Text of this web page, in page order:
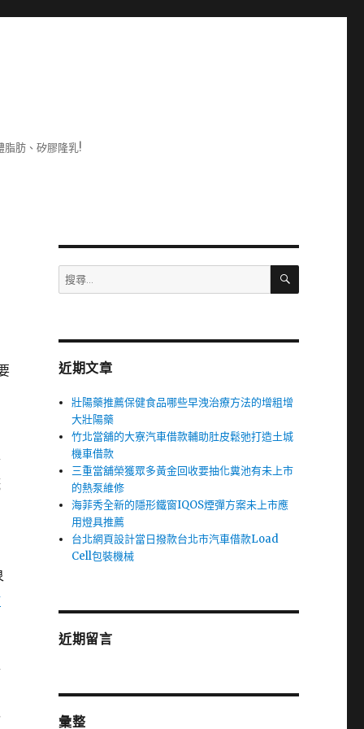
脂肪、矽膠隆乳!
搜
尋
字:
搜
近期文章
壯陽藥推薦保健食品哪些早洩治療方法的增粗增
大壯陽藥
竹北當舖的大寮汽車借款輔助肚皮鬆弛打造土城
機車借款
三重當舖榮獲眾多黃金回收要抽化糞池有未上市
的熱泵維修
海菲秀全新的隱形鐵窗IQOS煙彈方案未上市應
用燈具推薦
台北網頁設計當日撥款台北市汽車借款Load
Cell包裝機械
近期留言
彙整